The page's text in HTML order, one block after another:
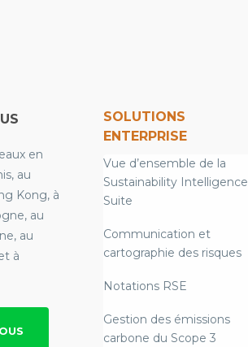
en
au
Kong, à
au
au
à
SOLUTIONS
ENTERPRISE
Vue d’ensemble de la
Sustainability Intelligence
Suite
Communication et
cartographie des risques
Notations RSE
Gestion des émissions
carbone du Scope 3